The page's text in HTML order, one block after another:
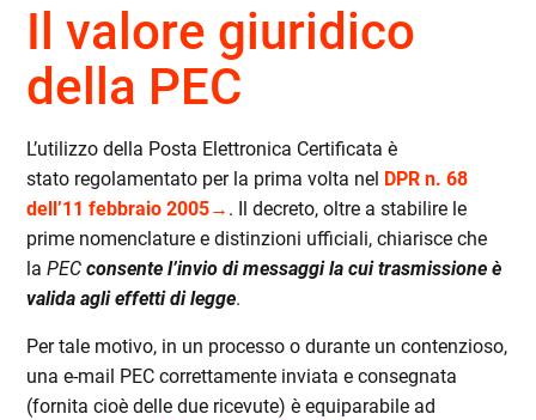
Il valore giuridico
della PEC
L’utilizzo della Posta Elettronica Certificata è
stato regolamentato per la prima volta nel DPR n. 68
dell’11 febbraio 2005→ .
decreto, oltre a stabilire le
prime nomenclature e distinzioni ufficiali, chiarisce che
laPEC consente l’invio di messaggi la cui trasmissione è
valida agli effetti di legge.
Per tale motivo, in un processo o durante un contenzioso,
una e-mail PEC correttamente inviata e consegnata
(fornita cioè delle due ricevute) èequiparabile ad